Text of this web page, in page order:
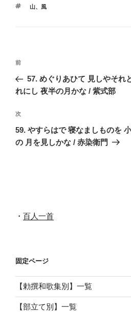
ゴ
タ
山、 風
投
ナ
ゲ
ー
シ
前
の
投
前
57. めぐりあひて 見しやそれ
れにし 夜半の月かな / 紫式部
次
の
投
次
59. やすらはで 寝なましものを
の 月を見しかな / 赤染衛門
・ 百人一首
固定ページ
【勅撰和歌集別】一覧
【部立て別】一覧